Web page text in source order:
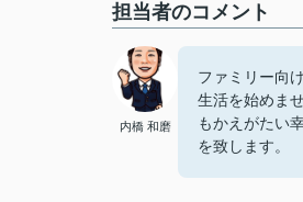
担当者のコメント
内橋 和磨
ファミリー向
生活を始めま
もかえがたい
を致します。